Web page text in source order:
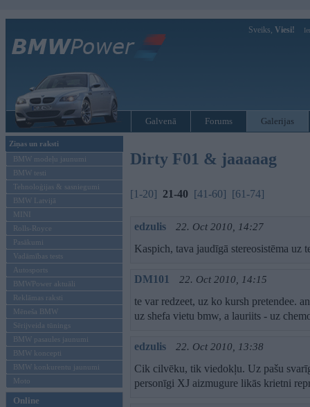
Sveiks, Viesi!
Galvenā Forums Galerijas
Ziņas un raksti
BMW modeļu jaunumi
BMW testi
Tehnoloģijas & sasniegumi
BMW Latvijā
MINI
Rolls-Royce
Pasākumi
Vadāmības tests
Autosports
BMWPower aktuāli
Reklāmas raksti
Mēneša BMW
Sērijveida tūnings
BMW pasaules jaunumi
BMW koncepti
BMW konkurentu jaunumi
Moto
Online
Dirty F01 & jaaaaag
[1-20] 21-40 [41-60] [61-74]
edzulis 22. Oct 2010, 14:27
Kaspich, tava jaudīgā stereosistēma
DM101 22. Oct 2010, 14:15
te var redzeet, uz ko kursh pretendee.
uz shefa vietu bmw, a lauriits - uz
edzulis 22. Oct 2010, 13:38
Cik cilvēku, tik viedokļu. Uz pašu
personīgi XJ aizmugure likās krietni